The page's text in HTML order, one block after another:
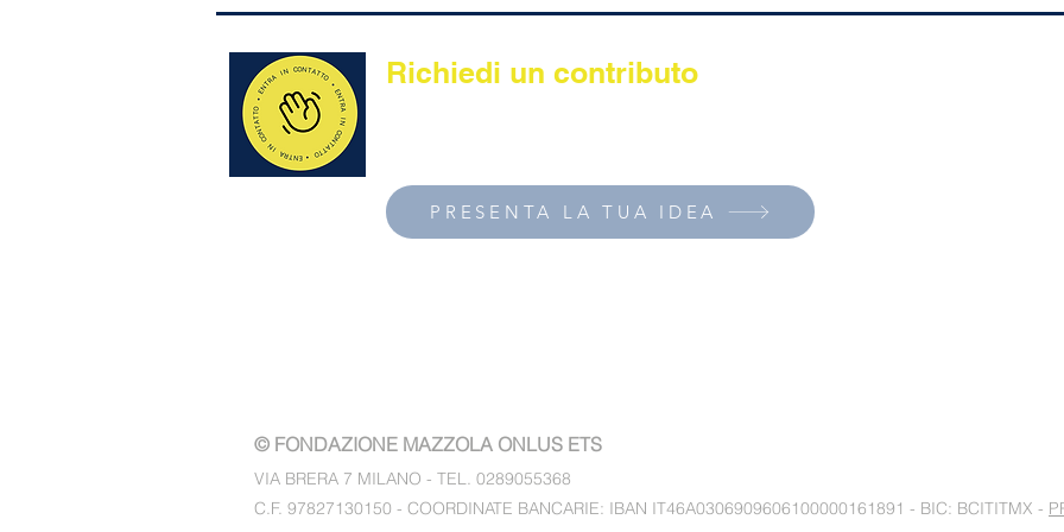
Richiedi un contributo
PRESENTA LA TUA IDEA
© FONDAZIONE MAZZOLA ONLUS ETS
VIA BRERA 7 MILANO - TEL. 0289055368
C.F. 97827130150 - COORDINATE BANCARIE: IBAN IT46A0306909606100000161891 - BIC: BCITITMX -